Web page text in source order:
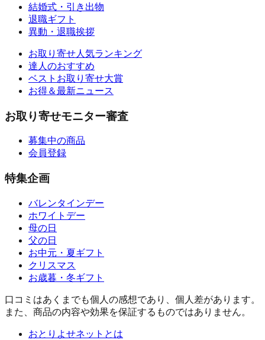
結婚式・引き出物
退職ギフト
異動・退職挨拶
お取り寄せ人気ランキング
達人のおすすめ
ベストお取り寄せ大賞
お得＆最新ニュース
お取り寄せモニター審査
募集中の商品
会員登録
特集企画
バレンタインデー
ホワイトデー
母の日
父の日
お中元・夏ギフト
クリスマス
お歳暮・冬ギフト
口コミはあくまでも個人の感想であり、個人差があります。
また、商品の内容や効果を保証するものではありません。
おとりよせネットとは